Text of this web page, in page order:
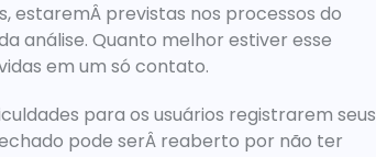
estaremÂ previstas nos processos do
análise. Quanto melhor estiver esse
em um só contato.
para os usuários registrarem seus
pode serÂ reaberto por não ter